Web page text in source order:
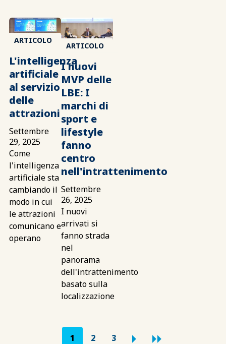
ARTICOLO
L'intelligenza
artificiale
al servizio
delle
attrazioni
Settembre
29, 2025
Come
l'intelligenza
artificiale sta
cambiando il
modo in cui
le attrazioni
comunicano e
operano
ARTICOLO
I nuovi
MVP delle
LBE: I
marchi di
sport e
lifestyle
fanno
centro
nell'intrattenimento
Settembre
26, 2025
I nuovi
arrivati si
fanno strada
nel
panorama
dell'intrattenimento
basato sulla
localizzazione
Paginazione
1 2 3